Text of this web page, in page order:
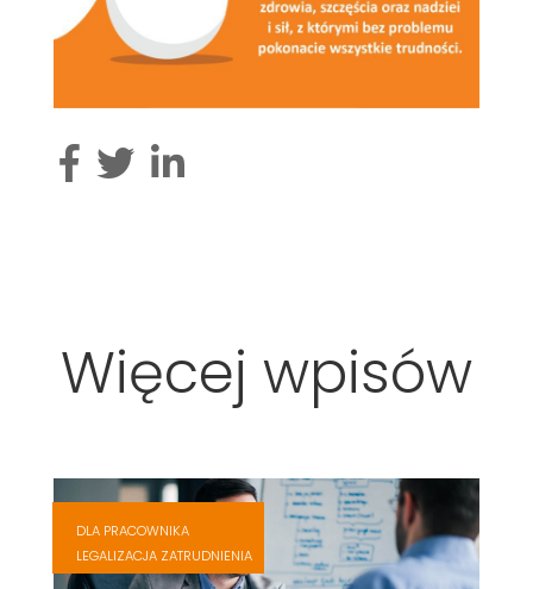
Więcej wpisów
DLA PRACOWNIKA
,
LEGALIZACJA ZATRUDNIENIA
,